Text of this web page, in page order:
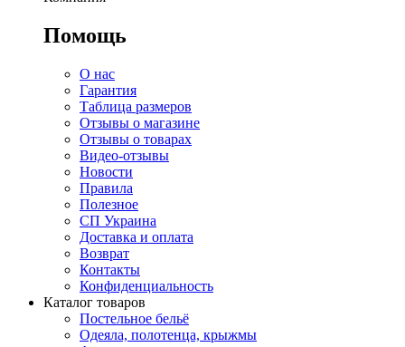
Помощь
О нас
Гарантия
Таблица размеров
Отзывы о магазине
Отзывы о товарах
Видео-отзывы
Новости
Правила
Полезное
СП Украина
Доставка и оплата
Возврат
Контакты
Конфиденциальность
Каталог товаров
Постельное бельё
Одеяла, полотенца, крыжмы